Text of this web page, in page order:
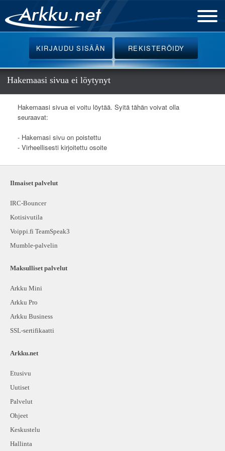
Etusivu
Uutiset
Palvelut
Ohjeet
Keskustelu
Oikotiet
KIRJAUDUSISÄÄN REKISTERÖIDY
Hakemaasi sivua ei löytynyt
Hakemaasi sivua ei voitu löytää. Syitä tähän voivat olla
seuraavat:
- Hakemasi sivu on poistettu
- Virheellisesti kirjoitettu osoite
Ilmaiset palvelut
IRC-Bouncer
Kotisivutila
Voippi.fi TeamSpeak3
Mumble-palvelin
Maksulliset palvelut
Arkku Mini
Arkku Pro
Arkku Business
SSL-sertifikaatti
Arkku.net
Etusivu
Uutiset
Palvelut
Ohjeet
Keskustelu
Hallinta